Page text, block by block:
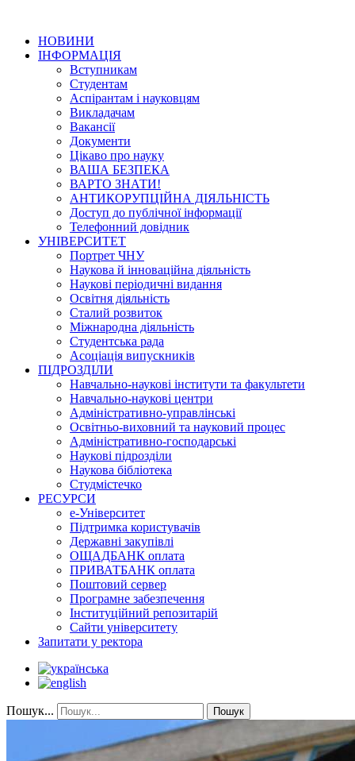
НОВИНИ
ІНФОРМАЦІЯ
Вступникам
Студентам
Аспірантам і науковцям
Викладачам
Вакансії
Документи
Цікаво про науку
ВАША БЕЗПЕКА
ВАРТО ЗНАТИ!
АНТИКОРУПЦІЙНА ДІЯЛЬНІСТЬ
Доступ до публічної інформації
Телефонний довідник
УНІВЕРСИТЕТ
Портрет ЧНУ
Наукова й інноваційна діяльність
Наукові періодичні видання
Освітня діяльність
Сталий розвиток
Міжнародна діяльність
Студентська рада
Асоціація випускників
ПІДРОЗДІЛИ
Навчально-наукові інститути та факультети
Навчально-наукові центри
Адміністративно-управлінські
Освітньо-виховний та науковий процес
Адміністративно-господарські
Наукові підрозділи
Наукова бібліотека
Студмістечко
РЕСУРСИ
е-Університет
Підтримка користувачів
Державні закупівлі
ОЩАДБАНК оплата
ПРИВАТБАНК оплата
Поштовий сервер
Програмне забезпечення
Інституційний репозитарій
Сайти університету
Запитати у ректора
Пошук... Пошук